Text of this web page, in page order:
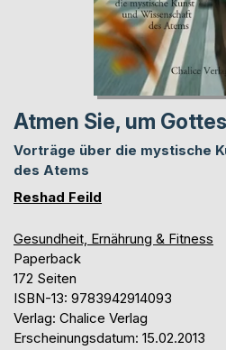
Atmen Sie, um
Vorträge über die mystische
des Atems
Reshad Feild
Gesundheit, Ernährung & Fitness
Paperback
172 Seiten
ISBN-13: 9783942914093
Verlag: Chalice Verlag
Erscheinungsdatum: 15.02.2013